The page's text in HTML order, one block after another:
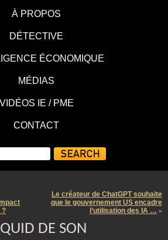
À PROPOS
DÉTECTIVE
ÉCONOMIQUE
MÉDIAS
VIDÉOS IE / PME
CONTACT
?
Le créateur de ChatGPT souhaite
que le gouvernement US encadre
l’utilisation des IA … »
DE SON